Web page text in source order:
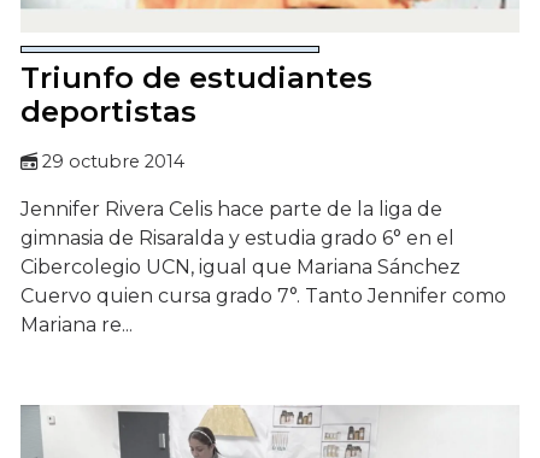
Triunfo de estudiantes
deportistas
29 octubre 2014
Jennifer Rivera Celis hace parte de la liga de
gimnasia de Risaralda y estudia grado 6° en el
Cibercolegio UCN, igual que Mariana Sánchez
Cuervo quien cursa grado 7°. Tanto Jennifer como
Mariana re...